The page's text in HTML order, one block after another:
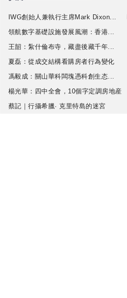
IWG創始人兼執行主席Mark Dixon...
領航數字基礎設施發展風潮：香港...
王韶：紮什倫布寺，藏盡後藏千年...
夏磊：從成交結構看購房者行為變化
馮毅成：關山華科闆塊憑科創生态...
楊光華：四中全會，10個字定調房地産
蔡記｜行攝希臘· 克里特島的迷宮